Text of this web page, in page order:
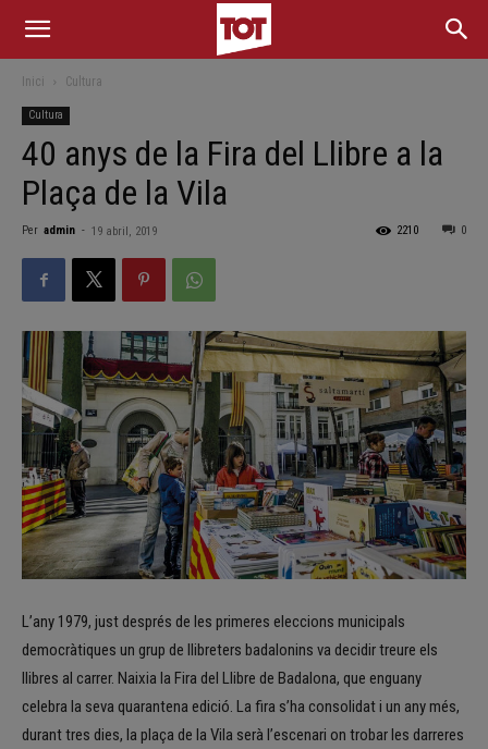
Inici Cultura
Cultura
40 anys de la Fira del Llibre a la
Plaça de la Vila
Per admin - 19 abril, 2019 0
2210
L’any 1979, just després de les primeres eleccions municipals
democràtiques un grup de llibreters badalonins va decidir treure els
llibres al carrer. Naixia la Fira del Llibre de Badalona, que enguany
celebra la seva quarantena edició. La fira s’ha consolidat i un any més,
durant tres dies, la plaça de la Vila serà l’escenari on trobar les darreres